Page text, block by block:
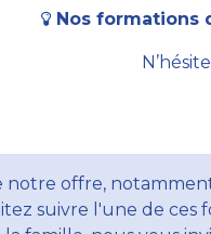
Nos formations
notre offre,
suivre l'une de ces